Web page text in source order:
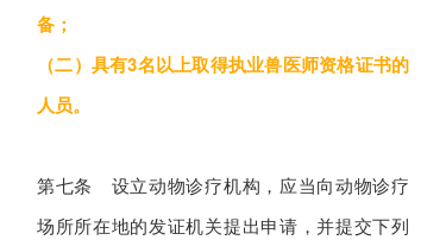
备；
（二）具有3名以上取得执业兽医师资格证书的
人员。
第七条 设立动物诊疗机构，应当向动物诊疗
场所所在地的发证机关提出申请，并提交下列